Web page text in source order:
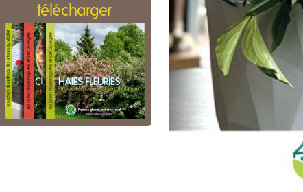
télécharger